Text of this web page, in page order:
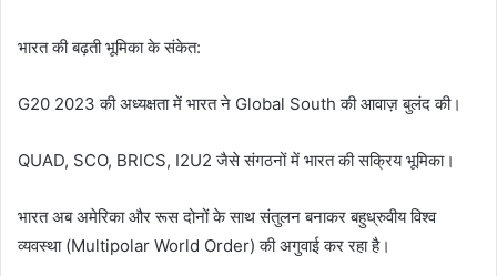
भारत की बढ़ती भूमिका के संकेत:
G20 2023 की अध्यक्षता में भारत ने Global South की आवाज़ बुलंद की।
QUAD, SCO, BRICS, I2U2 जैसे संगठनों में भारत की सक्रिय भूमिका।
भारत अब अमेरिका और रूस दोनों के साथ संतुलन बनाकर बहुध्रुवीय विश्व
व्यवस्था (Multipolar World Order) की अगुवाई कर रहा है।